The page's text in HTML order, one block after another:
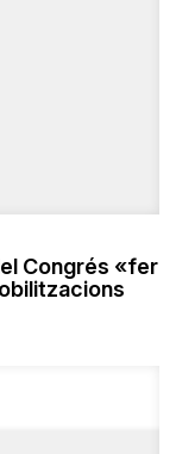
Congrés «fer